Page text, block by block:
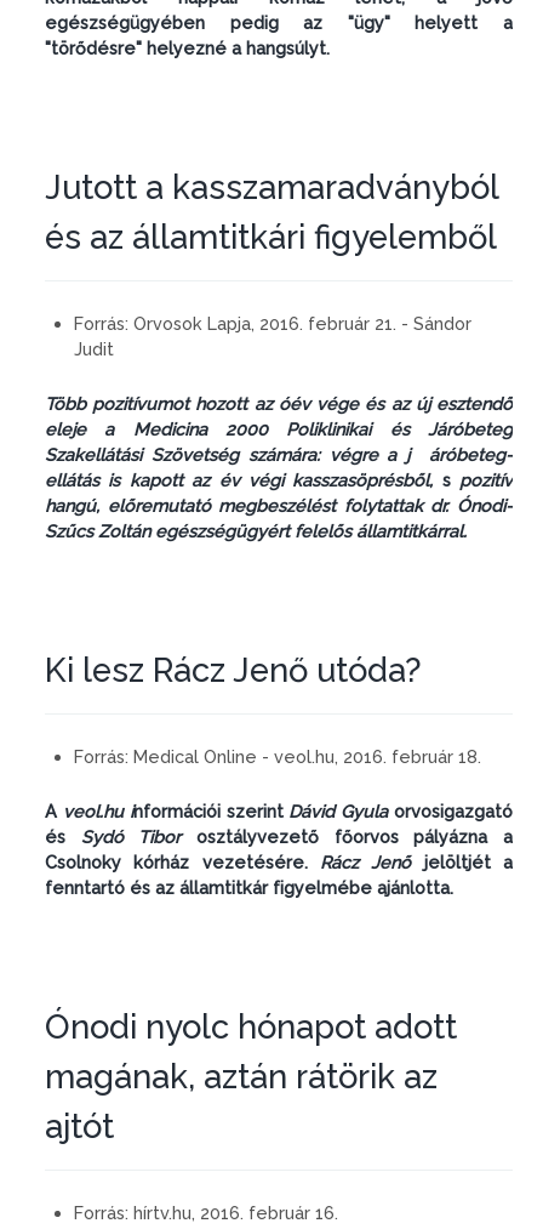
egészségügyében pedig az "ügy" helyett a
"törődésre" helyezné a hangsúlyt.
Jutott a kasszamaradványból
és az államtitkári figyelemből
Forrás: Orvosok Lapja, 2016. február 21. - Sándor
Judit
Több pozitívumot hozott az óév vége és az új esztendő
eleje a Medicina 2000 Poliklinikai és Járóbeteg
Szakellátási Szövetség számára: végre a j áróbeteg-
ellátás is kapott az év végi kasszasöprésből, s pozitív
hangú, előremutató megbeszélést folytattak dr. Ónodi-
Szűcs Zoltán egészségügyért felelős államtitkárral.
Ki lesz Rácz Jenő utóda?
Forrás: Medical Online - veol.hu, 2016. február 18.
A veol.hu információi szerint Dávid Gyulaorvosigazgató
és Sydó Tiborosztályvezető főorvos pályázna a
Csolnoky kórház vezetésére.Rácz Jenőjelöltjét a
fenntartó és az államtitkár figyelmébe ajánlotta.
Ónodi nyolc hónapot adott
magának, aztán rátörik az
ajtót
Forrás: hírtv.hu, 2016. február 16.